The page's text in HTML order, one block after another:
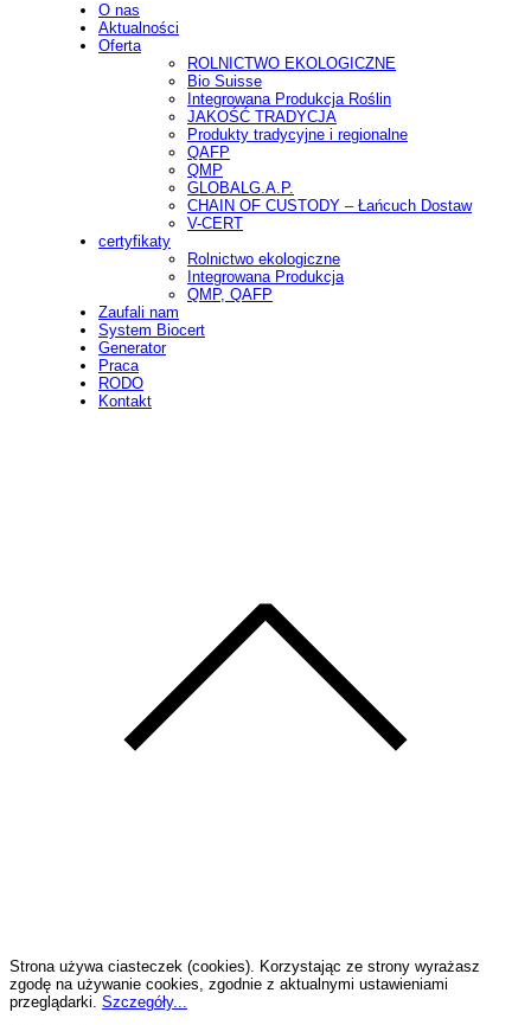
O nas
Aktualności
Oferta
ROLNICTWO EKOLOGICZNE
Bio Suisse
Integrowana Produkcja Roślin
JAKOŚĆ TRADYCJA
Produkty tradycyjne i regionalne
QAFP
QMP
GLOBALG.A.P.
CHAIN OF CUSTODY – Łańcuch Dostaw
V-CERT
certyfikaty
Rolnictwo ekologiczne
Integrowana Produkcja
QMP, QAFP
Zaufali nam
System Biocert
Generator
Praca
RODO
Kontakt
Strona używa ciasteczek (cookies). Korzystając ze strony wyrażasz
zgodę na używanie cookies, zgodnie z aktualnymi ustawieniami
przeglądarki. Szczegóły...